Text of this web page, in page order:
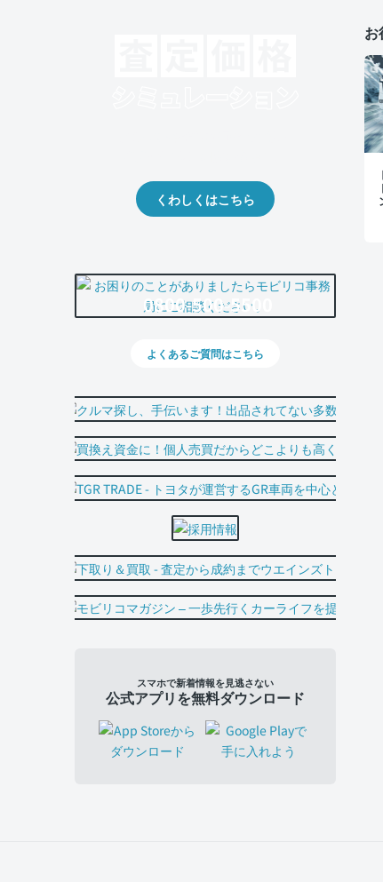
くわしくはこちら
0800-500-5500
よくあるご質問はこちら
スマホで新着情報を見逃さない
公式アプリを無料ダウンロード